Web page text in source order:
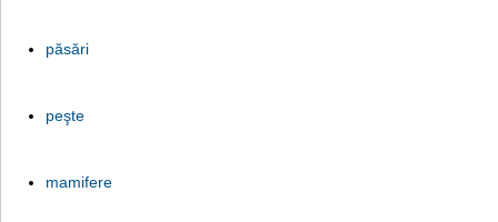
păsări
peşte
mamifere